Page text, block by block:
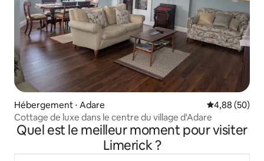
Hébergement ⋅ Adare Évaluation
4,88 (50)
Cottage de luxe dans le centre du village d'Adare
Quel est le meilleur moment pour visiter
Limerick ?